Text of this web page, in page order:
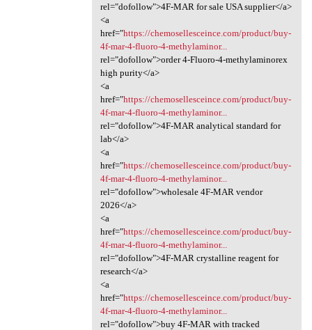
rel="dofollow">4F-MAR for sale USA supplier</a>
<a
href="https://chemosellesceince.com/product/buy-
4f-mar-4-fluoro-4-methylaminor...
rel="dofollow">order 4-Fluoro-4-methylaminorex
high purity</a>
<a
href="https://chemosellesceince.com/product/buy-
4f-mar-4-fluoro-4-methylaminor...
rel="dofollow">4F-MAR analytical standard for
lab</a>
<a
href="https://chemosellesceince.com/product/buy-
4f-mar-4-fluoro-4-methylaminor...
rel="dofollow">wholesale 4F-MAR vendor
2026</a>
<a
href="https://chemosellesceince.com/product/buy-
4f-mar-4-fluoro-4-methylaminor...
rel="dofollow">4F-MAR crystalline reagent for
research</a>
<a
href="https://chemosellesceince.com/product/buy-
4f-mar-4-fluoro-4-methylaminor...
rel="dofollow">buy 4F-MAR with tracked